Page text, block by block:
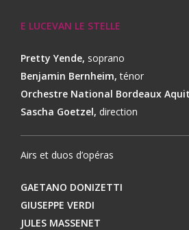
E LUCEVAN LE STELLE
Pretty Yende, soprano
Benjamin Bernheim, ténor
Orchestre National Bordeaux
Sascha Goetzel, direction
Airs et duos d’opéras
GAETANO DONIZETTI
GIUSEPPE VERDI
JULES MASSENET